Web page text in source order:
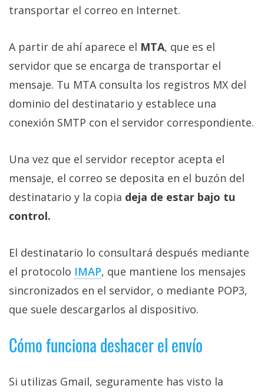
transportar el correo en Internet.
A partir de ahí aparece el MTA, que es el
servidor que se encarga de transportar el
mensaje. Tu MTA consulta los registros MX del
dominio del destinatario y establece una
conexión SMTP con el servidor correspondiente.
Una vez que el servidor receptor acepta el
mensaje, el correo se deposita en el buzón del
destinatario y la copia deja de estar bajo tu
control.
El destinatario lo consultará después mediante
el protocolo IMAP‎, que mantiene los mensajes
sincronizados en el servidor, o mediante POP3,
que suele descargarlos al dispositivo.
Cómo funciona deshacer el envío
Si utilizas Gmail, seguramente has visto la